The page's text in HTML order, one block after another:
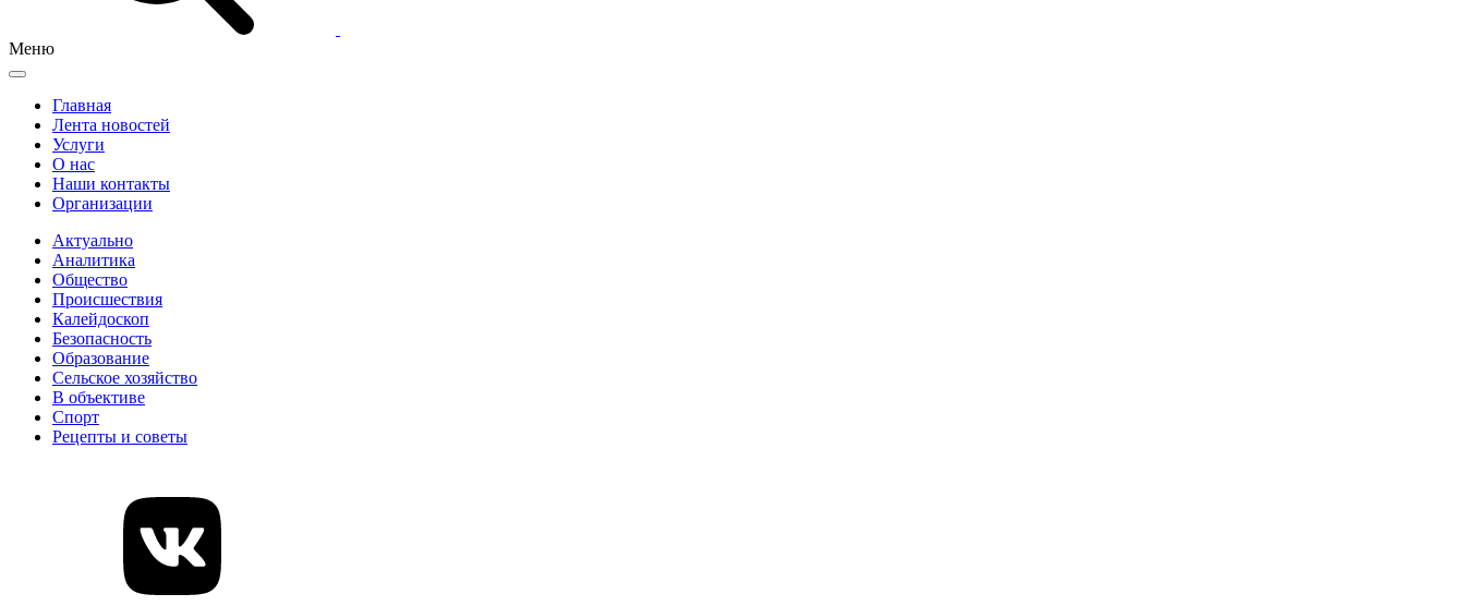
Меню
Главная
Лента новостей
Услуги
О нас
Наши контакты
Организации
Актуально
Аналитика
Общество
Происшествия
Калейдоскоп
Безопасность
Образование
Сельское хозяйство
В объективе
Спорт
Рецепты и советы